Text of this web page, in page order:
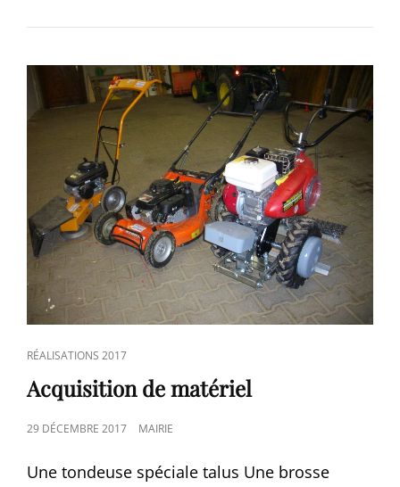
PROJET
CAT
LINKS
RÉALISATIONS 2017
Acquisition de matériel
POSTED
29 DÉCEMBRE 2017 MAIRIE
Une tondeuse spéciale talus Une brosse